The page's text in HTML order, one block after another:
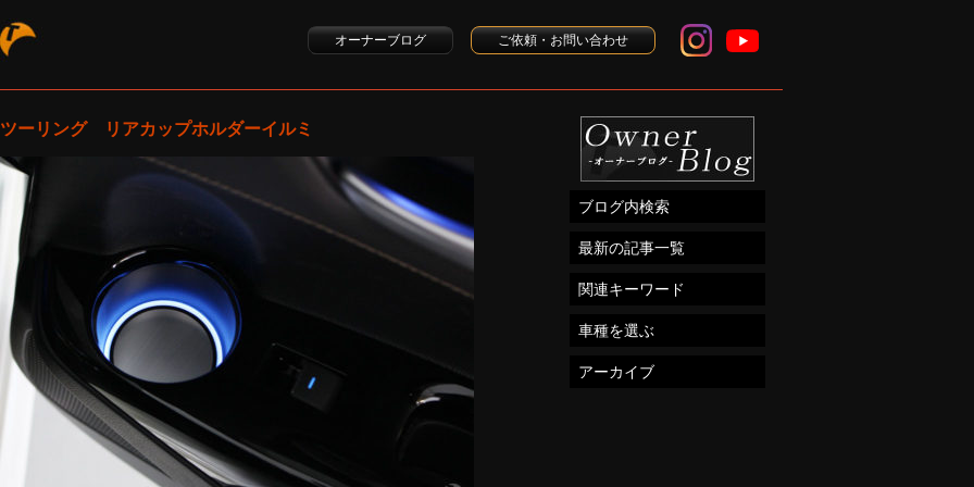
オーナーブログ ご依頼・お問い合わせ
ーリング リアカップホルダーイルミ
ブログ内検索
最新の記事一覧
関連キーワード
車種を選ぶ
アーカイブ